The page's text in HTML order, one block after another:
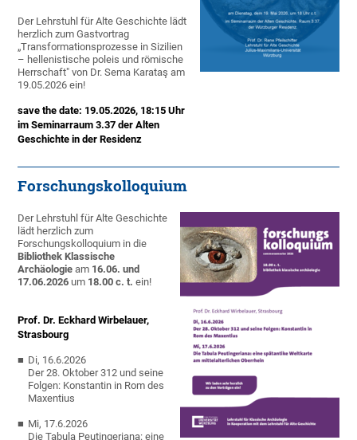
Der Lehrstuhl für Alte Geschichte lädt
herzlich zum Gastvortrag
„Transformationsprozesse in Sizilien
– hellenistische poleis und römische
Herrschaft" von Dr. Sema Karataş am
19.05.2026 ein!
save the date: 19.05.2026, 18:15 Uhr
im Seminarraum 3.37 der Alten
Geschichte in der Residenz
Forschungskolloquium
Der Lehrstuhl für Alte Geschichte
lädt herzlich zum
Forschungskolloquium in die
Bibliothek Klassische
Archäologie am 16.06. und
17.06.2026 um 18.00 c. t. ein!
Prof. Dr. Eckhard Wirbelauer,
Strasbourg
Di, 16.6.2026
Der 28. Oktober 312 und seine
Folgen: Konstantin in Rom des
Maxentius
Mi, 17.6.2026
Die Tabula Peutingeriana: eine